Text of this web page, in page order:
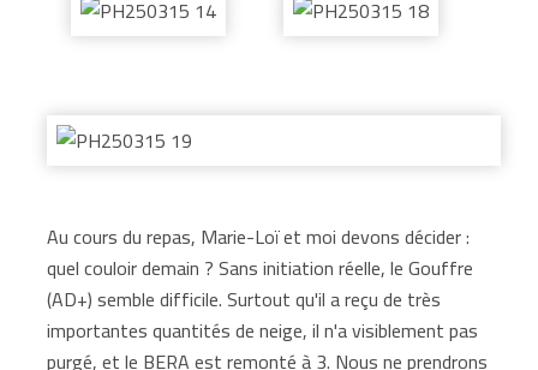
Au cours du repas, Marie-Loï et moi devons décider :
quel couloir demain ? Sans initiation réelle, le Gouffre
(AD+) semble difficile. Surtout qu'il a reçu de très
importantes quantités de neige, il n'a visiblement pas
purgé, et le BERA est remonté à 3. Nous ne prendrons